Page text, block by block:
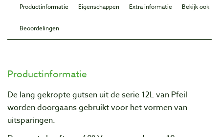
Productinformatie Eigenschappen Extra informatie Bekijk ook
Beoordelingen
Productinformatie
De lang gekropte gutsen uit de serie 12L van Pfeil
worden doorgaans gebruikt voor het vormen van
uitsparingen.